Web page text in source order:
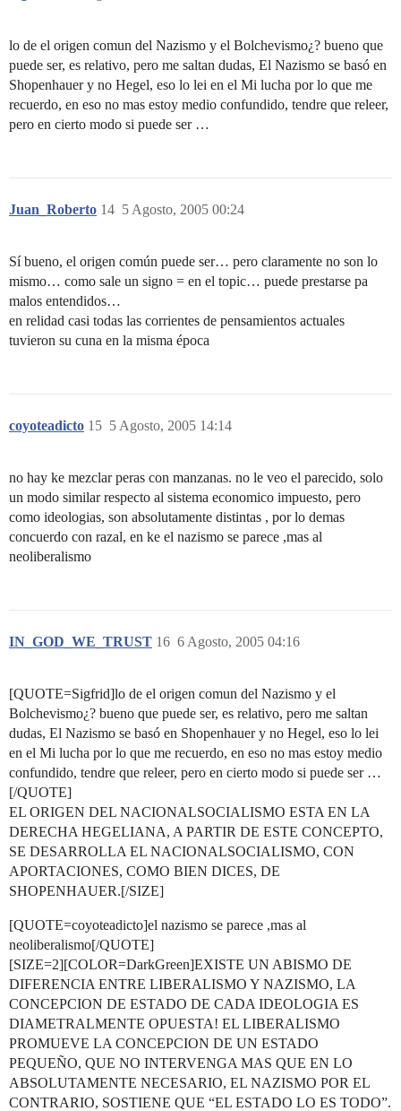
lo de el origen comun del Nazismo y el Bolchevismo¿? bueno que
puede ser, es relativo, pero me saltan dudas, El Nazismo se basó en
Shopenhauer y no Hegel, eso lo lei en el Mi lucha por lo que me
recuerdo, en eso no mas estoy medio confundido, tendre que releer,
pero en cierto modo si puede ser …
Juan_Roberto 5 Agosto, 2005 00:24
14
Sí bueno, el origen común puede ser… pero claramente no son lo
mismo… como sale un signo = en el topic… puede prestarse pa
malos entendidos…
en relidad casi todas las corrientes de pensamientos actuales
tuvieron su cuna en la misma época
coyoteadicto 5 Agosto, 2005 14:14
15
no hay ke mezclar peras con manzanas. no le veo el parecido, solo
un modo similar respecto al sistema economico impuesto, pero
como ideologias, son absolutamente distintas , por lo demas
concuerdo con razal, en ke el nazismo se parece ,mas al
neoliberalismo
IN_GOD_WE_TRUST 6 Agosto, 2005 04:16
16
[QUOTE=Sigfrid]lo de el origen comun del Nazismo y el
Bolchevismo¿? bueno que puede ser, es relativo, pero me saltan
dudas, El Nazismo se basó en Shopenhauer y no Hegel, eso lo lei
en el Mi lucha por lo que me recuerdo, en eso no mas estoy medio
confundido, tendre que releer, pero en cierto modo si puede ser …
[/QUOTE]
EL ORIGEN DEL NACIONALSOCIALISMO ESTA EN LA
DERECHA HEGELIANA, A PARTIR DE ESTE CONCEPTO,
SE DESARROLLA EL NACIONALSOCIALISMO, CON
APORTACIONES, COMO BIEN DICES, DE
SHOPENHAUER.[/SIZE]
[QUOTE=coyoteadicto]el nazismo se parece ,mas al
neoliberalismo[/QUOTE]
[SIZE=2][COLOR=DarkGreen]EXISTE UN ABISMO DE
DIFERENCIA ENTRE LIBERALISMO Y NAZISMO, LA
CONCEPCION DE ESTADO DE CADA IDEOLOGIA ES
DIAMETRALMENTE OPUESTA! EL LIBERALISMO
PROMUEVE LA CONCEPCION DE UN ESTADO
PEQUEÑO, QUE NO INTERVENGA MAS QUE EN LO
ABSOLUTAMENTE NECESARIO, EL NAZISMO POR EL
CONTRARIO, SOSTIENE QUE “EL ESTADO LO ES TODO”.